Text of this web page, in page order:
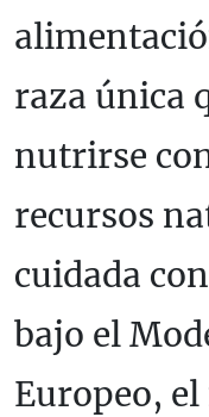
raza única
nutrirse
recursos
cuidada
bajo el
Europeo,